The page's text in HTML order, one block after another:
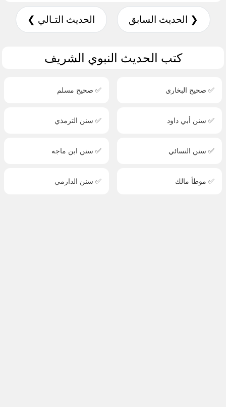
❮ الحديث السابق الحديث التـالي ❯
كتب الحديث النبوي الشريف
✅ صحيح البخاري ✅ صحيح مسلم
✅ سنن أبي داود ✅ سنن الترمذي
✅ سنن النسائي ✅ سنن ابن ماجه
✅ موطأ مالك ✅ سنن الدارمي